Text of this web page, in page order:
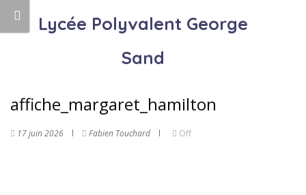
Lycée Polyvalent George
Sand
affiche_margaret_hamilton
17 juin 2026 Fabien Touchard Off